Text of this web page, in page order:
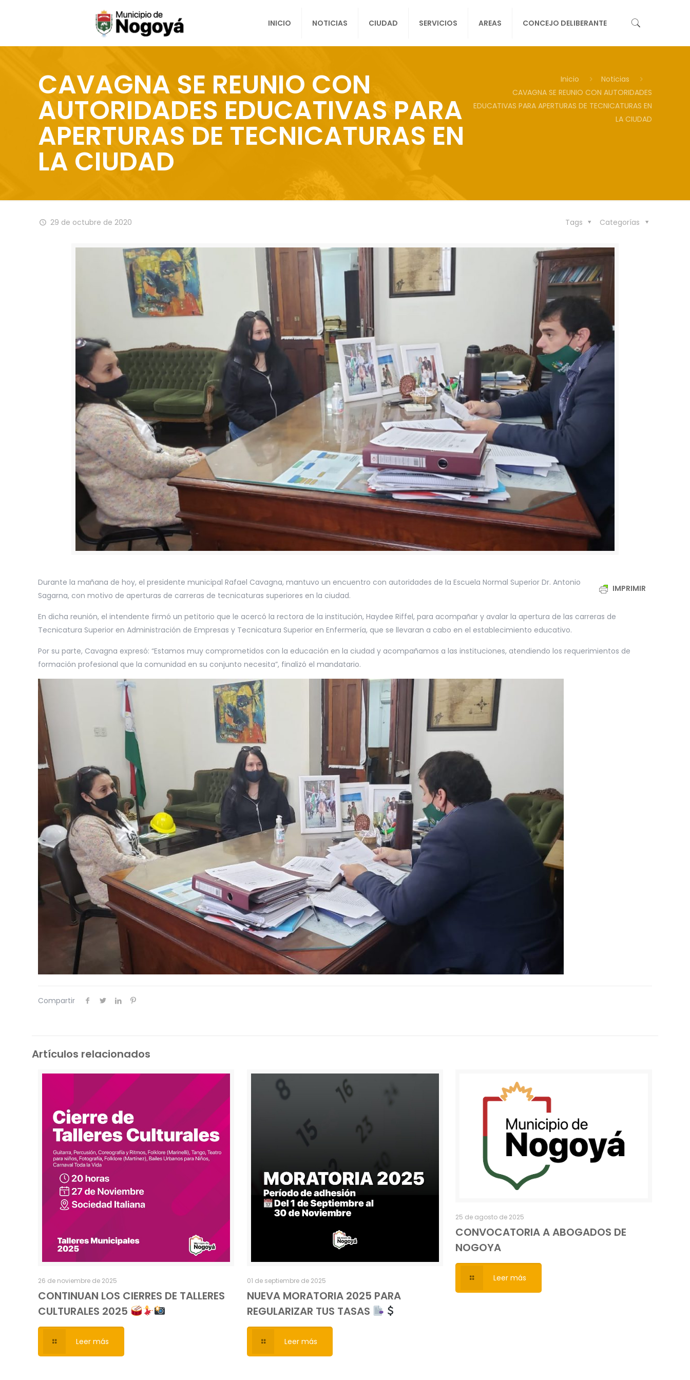
INICIO NOTICIAS CIUDAD SERVICIOS AREAS CONCEJO DELIBERANTE
CAVAGNA SE REUNIO CON
AUTORIDADES EDUCATIVAS PARA
APERTURAS DE TECNICATURAS EN
LA CIUDAD
Inicio
Noticias
CAVAGNA SE REUNIO CON AUTORIDADES
EDUCATIVAS PARA APERTURAS DE TECNICATURAS EN
LA CIUDAD
29 de octubre de 2020 Categorías
Tags
IMPRIMIR
Durante la mañana de hoy, el presidente municipal Rafael Cavagna, mantuvo un encuentro con autoridades de la Escuela Normal Superior Dr. Antonio
Sagarna, con motivo de aperturas de carreras de tecnicaturas superiores en la ciudad.
En dicha reunión, el intendente firmó un petitorio que le acercó la rectora de la institución, Haydee Riffel, para acompañar y avalar la apertura de las carreras de
Tecnicatura Superior en Administración de Empresas y Tecnicatura Superior en Enfermería, que se llevaran a cabo en el establecimiento educativo.
Por su parte, Cavagna expresó: “Estamos muy comprometidos con la educación en la ciudad y acompañamos a las instituciones, atendiendo los requerimientos de
formación profesional que la comunidad en su conjunto necesita”, finalizó el mandatario.
Compartir
Artículos relacionados
26 de noviembre de 2025
CONTINUAN LOS CIERRES DE TALLERES
CULTURALES 2025
Leer más
01 de septiembre de 2025
NUEVA MORATORIA 2025 PARA
REGULARIZAR TUS TASAS
Leer más
25 de agosto de 2025
CONVOCATORIA A ABOGADOS DE
NOGOYA
Leer más